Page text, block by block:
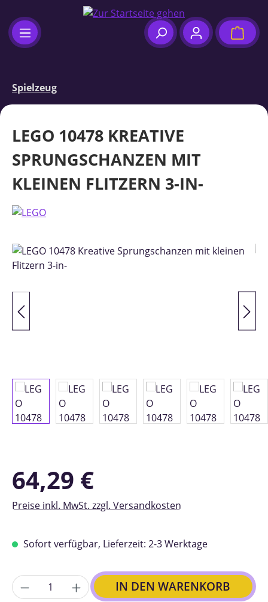
Zum Hauptinhalt springen
Spielzeug
LEGO 10478 KREATIVE
SPRUNGSCHANZEN MIT
KLEINEN FLITZERN 3-IN-
Bildergalerie überspringen
Regulärer Preis:
64,29 €
Preise inkl. MwSt. zzgl. Versandkosten
Sofort verfügbar, Lieferzeit: 2-3 Werktage
Anzahl IN DEN WARENKORB